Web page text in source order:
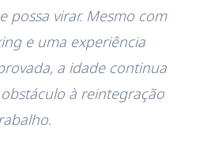
possa virar. Mesmo com
e uma experiência
a idade continua
à reintegração